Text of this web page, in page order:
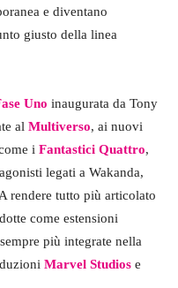
e diventano
giusto della linea
Uno inaugurata da Tony
al Multiverso, ai nuovi
i Fantastici Quattro,
legati a Wakanda,
rendere tutto più articolato
come estensioni
più integrate nella
Marvel Studios e